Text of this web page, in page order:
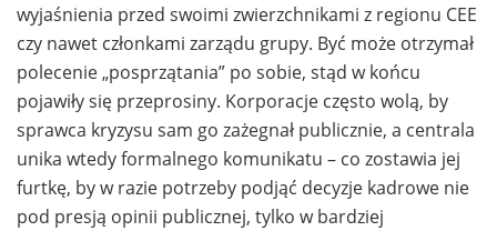
wyjaśnienia przed swoimi zwierzchnikami z regionu CEE
czy nawet członkami zarządu grupy. Być może otrzymał
polecenie „posprzątania” po sobie, stąd w końcu
pojawiły się przeprosiny. Korporacje często wolą, by
sprawca kryzysu sam go zażegnał publicznie, a centrala
unika wtedy formalnego komunikatu – co zostawia jej
furtkę, by w razie potrzeby podjąć decyzje kadrowe nie
pod presją opinii publicznej, tylko w bardziej